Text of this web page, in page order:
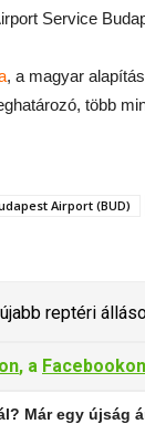
Service
, a magyar
több
Airport (BUD)
reptéri
, a Facebookon
Már egy újság